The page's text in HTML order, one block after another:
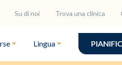
Su di noi Trova una clinica
Lingua